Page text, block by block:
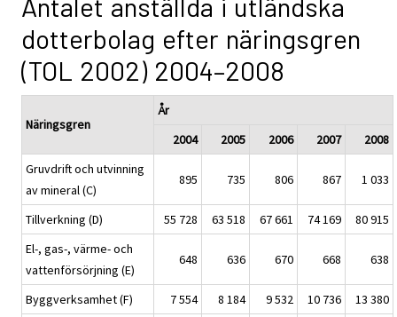
dotterbolag efter näringsgren
(TOL 2002) 2004–2008
Näringsgren
År
2004
2005 2006 2007
2008
Gruvdrift och utvinning
av mineral (C)
895 735 806 867 1 033
Tillverkning (D) 55 728 63 518 67 661 74 169
80 915
El-, gas-, värme- och
vattenförsörjning (E)
648 636 670 668 638
Byggverksamhet (F) 7 554 8 184 9 532 10 736
13 380